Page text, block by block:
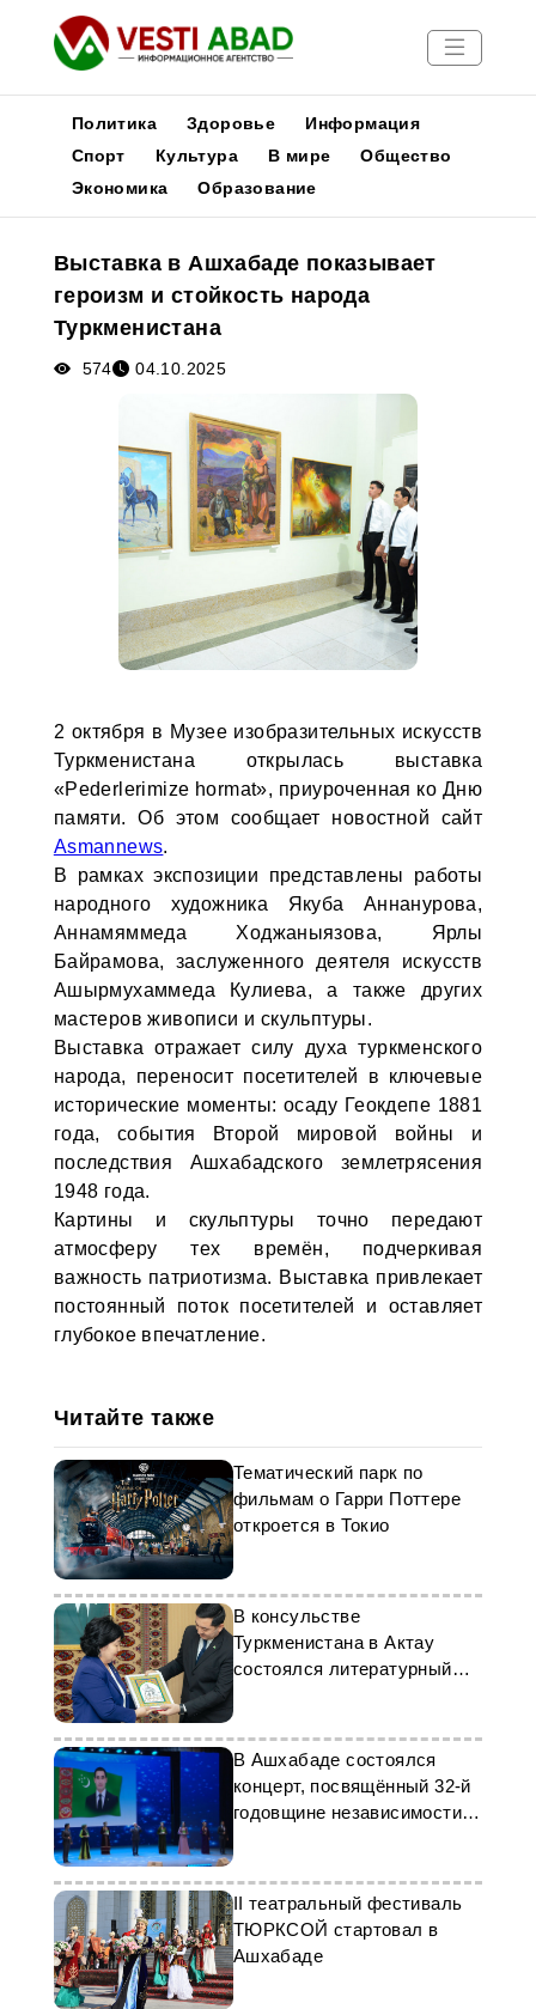
Новости
Медиа
Афиша
Политика Здоровье
Информация
Спорт
Культура В мире
Общество
Экономика
Образование
Выставка в Ашхабаде показывает
героизм и стойкость народа
Туркменистана
574 04.10.2025
2 октября в Музее изобразительных искусств
Туркменистана открылась выставка
«Pederlerimize hormat», приуроченная ко Дню
памяти. Об этом сообщает новостной сайт
Asmannews.
В рамках экспозиции представлены работы
народного художника Якуба Аннанурова,
Аннамяммеда Ходжаныязова, Ярлы
Байрамова, заслуженного деятеля искусств
Ашырмухаммеда Кулиева, а также других
мастеров живописи и скульптуры.
Выставка отражает силу духа туркменского
народа, переносит посетителей в ключевые
исторические моменты: осаду Геокдепе 1881
года, события Второй мировой войны и
последствия Ашхабадского землетрясения
1948 года.
Картины и скульптуры точно передают
атмосферу тех времён, подчеркивая
важность патриотизма. Выставка привлекает
постоянный поток посетителей и оставляет
глубокое впечатление.
Читайте также
Тематический парк по
фильмам о Гарри Поттере
откроется в Токио
В консульстве
Туркменистана в Актау
состоялся литературный
В Ашхабаде состоялся
концерт, посвящённый 32-й
годовщине независимости
II театральный фестиваль
ТЮРКСОЙ стартовал в
Ашхабаде